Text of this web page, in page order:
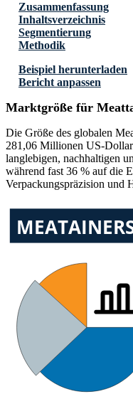
Zusammenfassung
Inhaltsverzeichnis
Segmentierung
Methodik
Beispiel herunterladen
Bericht anpassen
Marktgröße für
Die Größe des globalen
281,06 Millionen US-Dollar
langlebigen, nachhaltigen
während fast 36 % auf die
Verpackungspräzision und